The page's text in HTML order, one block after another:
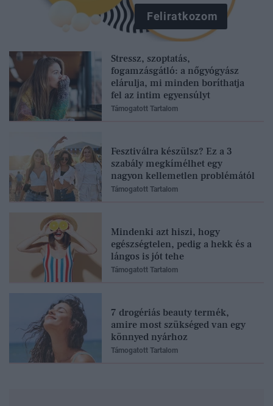
Feliratkozom
Stressz, szoptatás,
fogamzásgátló: a nőgyógyász
elárulja, mi minden boríthatja
fel az intim egyensúlyt
Támogatott Tartalom
Fesztiválra készülsz? Ez a 3
szabály megkímélhet egy
nagyon kellemetlen problémától
Támogatott Tartalom
Mindenki azt hiszi, hogy
egészségtelen, pedig a hekk és a
lángos is jót tehe
Támogatott Tartalom
7 drogériás beauty termék,
amire most szükséged van egy
könnyed nyárhoz
Támogatott Tartalom